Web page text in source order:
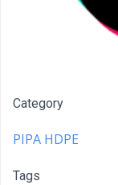
Category
PIPA HDPE
Tags